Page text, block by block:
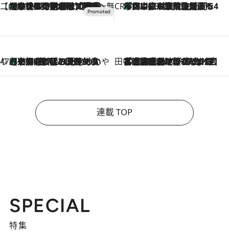
【CREA×星野リゾート】唯一無二。癒しと発見が待つ場所へ
2026.8.7
【トンボの足水浴】ヒノキの香りに包まれて涼感マックス！約13℃の湧水かけ流しを避暑地「星野温泉 トンボの湯」で体験 CREA'S CHOICE
2026.8.7
「立川にも歌舞伎があるんだよ」 片岡仁左衛門・市川中車ら豪華座組みで4年目の立川立飛歌舞伎へ
47都道府県の手みやげ ひんやりスイーツで夏を満喫
2026.8.7
【京都府】この夏絶対食べたい 冷やしておいしいおやつ3選 ひと口目から心を掴む新緑のテリーヌ 田中稲の勝手に再ブーム
2026.8.7
「湘南乃風に憧れて」観客大盛上がりの“タオル回し”に、ラッパー顔負けの高速歌唱まで…さだまさし（74）のアグレッシブすぎる現在地
連載 TOP
SPECIAL
特集